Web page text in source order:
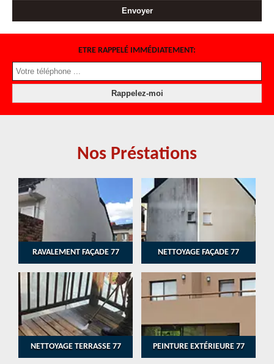
ETRE RAPPELÉ IMMÉDIATEMENT:
Nos Préstations
RAVALEMENT FAÇADE 77 NETTOYAGE FAÇADE 77
NETTOYAGE TERRASSE 77 PEINTURE EXTÉRIEURE 77